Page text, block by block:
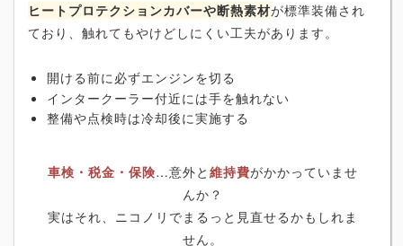
ヒートプロテクションカバーや断熱素材が標準装備され
ており、触れてもやけどしにくい工夫があります。
開ける前に必ずエンジンを切る
インタークーラー付近には手を触れない
整備や点検時は冷却後に実施する
車検・税金・保険…意外と 維持費がかかっていませ
んか？
実はそれ、ニコノリでまるっと見直せるかもしれま
せん。